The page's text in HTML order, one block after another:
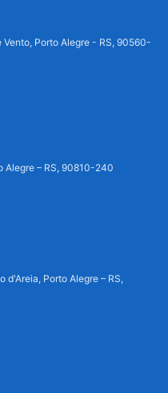
Porto Alegre - RS, 90560-
Alegre – RS, 90810-240
d'Areia, Porto Alegre – RS,